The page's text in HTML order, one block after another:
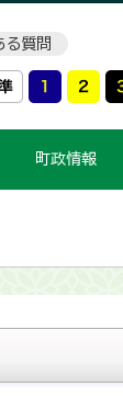
る質問
町政情報